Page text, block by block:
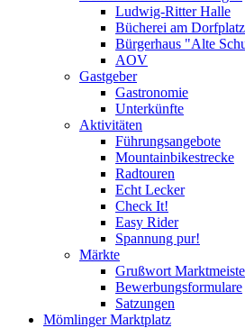
Ludwig-Ritter Halle
Bücherei am Dorfplatz
Bürgerhaus "Alte
AOV
Gastgeber
Gastronomie
Unterkünfte
Aktivitäten
Führungsangebote
Mountainbikestrecke
Radtouren
Echt Lecker
Check It!
Easy Rider
Spannung pur!
Märkte
Grußwort
Bewerbungsformulare
Satzungen
Mömlinger Marktplatz